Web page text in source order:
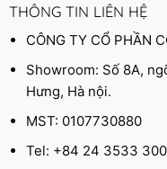
THÔNG TIN LIÊN HỆ
CÔNG TY CỔ PHẦN
Showroom: Số 8A,
Hưng, Hà nội.
MST: 0107730880
Tel: +84 24 3533